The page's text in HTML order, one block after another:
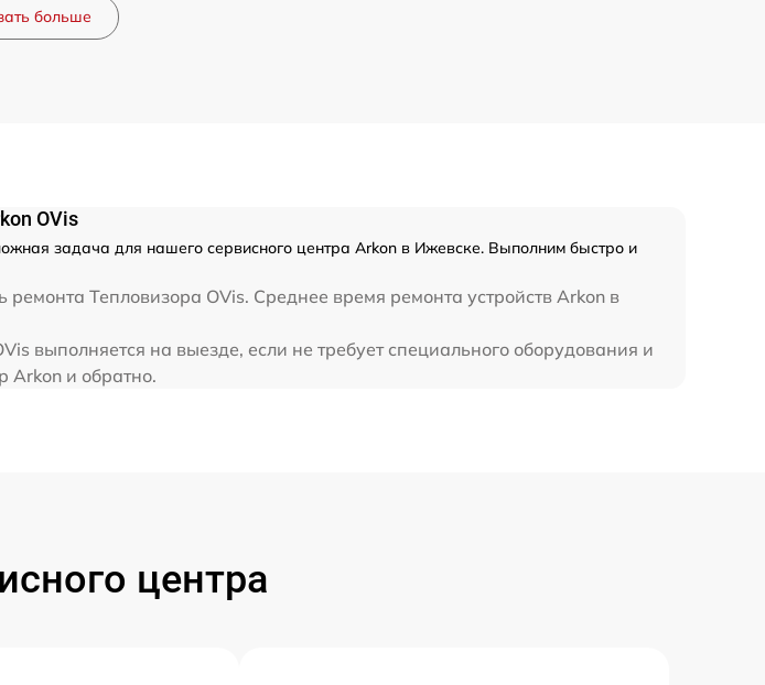
больше
OVis
задача для нашего сервисного центра Arkon в Ижевске. Выполним быстро и
Тепловизора OVis. Среднее время ремонта устройств Arkon в
выполняется на выезде, если не требует специального оборудования и
Arkon и обратно.
центра